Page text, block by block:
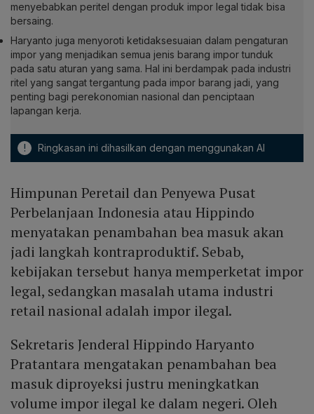
menyebabkan peritel dengan produk impor legal tidak bisa
bersaing.
Haryanto juga menyoroti ketidaksesuaian dalam pengaturan
impor yang menjadikan semua jenis barang impor tunduk
pada satu aturan yang sama. Hal ini berdampak pada industri
ritel yang sangat tergantung pada impor barang jadi, yang
penting bagi perekonomian nasional dan penciptaan
lapangan kerja.
! Ringkasan ini dihasilkan dengan menggunakan AI
Himpunan Peretail dan Penyewa Pusat
Perbelanjaan Indonesia atau Hippindo
menyatakan penambahan bea masuk akan
jadi langkah kontraproduktif. Sebab,
kebijakan tersebut hanya memperketat impor
legal, sedangkan masalah utama industri
retail nasional adalah impor ilegal.
Sekretaris Jenderal Hippindo Haryanto
Pratantara mengatakan penambahan bea
masuk diproyeksi justru meningkatkan
volume impor ilegal ke dalam negeri. Oleh